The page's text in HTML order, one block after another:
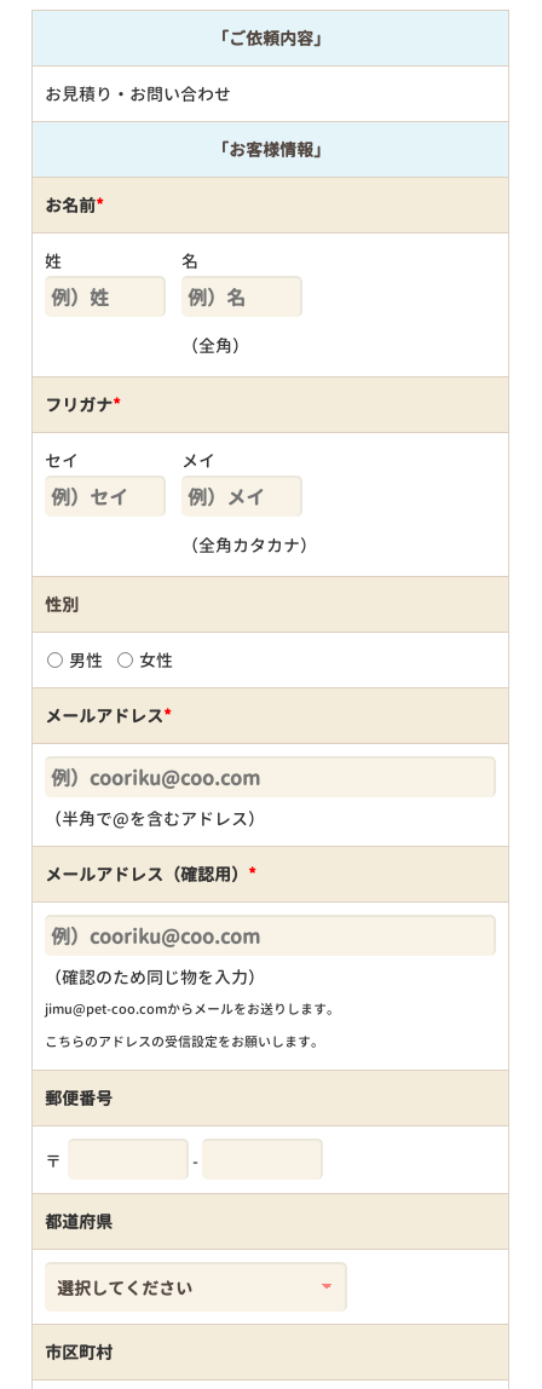
「ご依頼内容」
お見積り・お問い合わせ
「お客様情報」
お名前*
姓 名
（全角）
フリガナ*
セイ メイ
（全角カタカナ）
性別
男性 女性
メールアドレス*
（半角で@を含むアドレス）
メールアドレス（確認用） *
（確認のため同じ物を入力）
jimu@pet-coo.comからメールをお送りします。
こちらのアドレスの受信設定をお願いします。
郵便番号
〒 -
都道府県
市区町村